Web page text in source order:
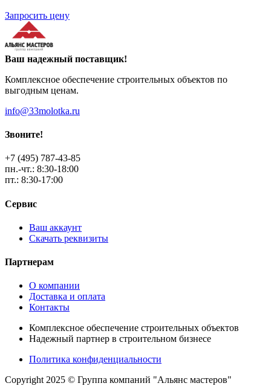
Запросить цену
Ваш надежный поставщик!
Комплексное обеспечение строительных объектов по
выгодным ценам.
info@33molotka.ru
Звоните!
+7 (495) 787-43-85
пн.-чт.: 8:30-18:00
пт.: 8:30-17:00
Сервис
Ваш аккаунт
Скачать реквизиты
Партнерам
О компании
Доставка и оплата
Контакты
Комплексное обеспечение строительных объектов
Надежный партнер в строительном бизнесе
Политика конфиденциальности
Copyright 2025 © Группа компаний "Альянс мастеров"